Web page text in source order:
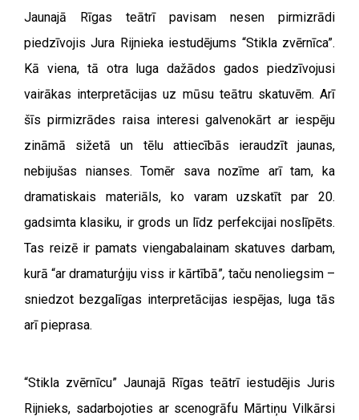
Jaunajā Rīgas teātrī pavisam nesen pirmizrādi
piedzīvojis Jura Rijnieka iestudējums “Stikla zvērnīca”.
Kā viena, tā otra luga dažādos gados piedzīvojusi
vairākas interpretācijas uz mūsu teātru skatuvēm. Arī
šīs pirmizrādes raisa interesi galvenokārt ar iespēju
zināmā sižetā un tēlu attiecībās ieraudzīt jaunas,
nebijušas nianses. Tomēr sava nozīme arī tam, ka
dramatiskais materiāls, ko varam uzskatīt par 20.
gadsimta klasiku, ir grods un līdz perfekcijai noslīpēts.
Tas reizē ir pamats viengabalainam skatuves darbam,
kurā “ar dramaturģiju viss ir kārtībā”, taču nenoliegsim –
sniedzot bezgalīgas interpretācijas iespējas, luga tās
arī pieprasa.
“Stikla zvērnīcu” Jaunajā Rīgas teātrī iestudējis Juris
Rijnieks, sadarbojoties ar scenogrāfu Mārtiņu Vilkārsi